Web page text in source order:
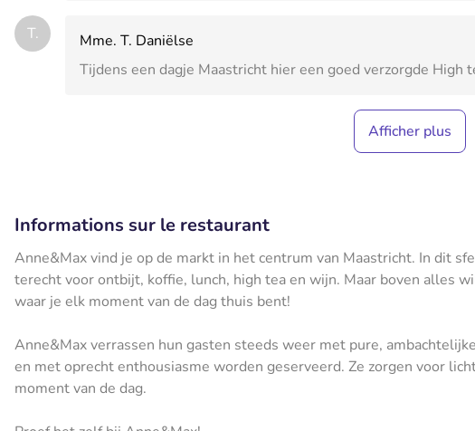
T.
Mme. T. Daniëlse
Tijdens een dagje Maastricht hier een goed verzorgde High
Afficher plus
Informations sur le restaurant
Anne&Max vind je op de markt in het centrum van Maastricht. In dit
terecht voor ontbijt, koffie, lunch, high tea en wijn. Maar boven alles
waar je elk moment van de dag thuis bent!
Anne&Max verrassen hun gasten steeds weer met pure,
en met oprecht enthousiasme worden geserveerd. Ze zorgen voor
moment van de dag.